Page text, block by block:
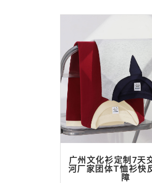
广州文化衫定制7天
河厂家团体T恤衫快
障